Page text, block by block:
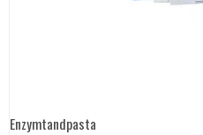
Enzymtandpasta